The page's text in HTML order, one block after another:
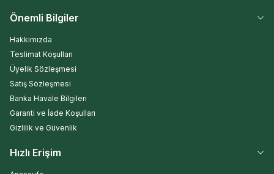
Önemli Bilgiler
Hakkımızda
Teslimat Koşulları
Üyelik Sözleşmesi
Satış Sözleşmesi
Banka Havale Bilgileri
Garanti ve İade Koşulları
Gizlilik ve Güvenlik
Hızlı Erişim